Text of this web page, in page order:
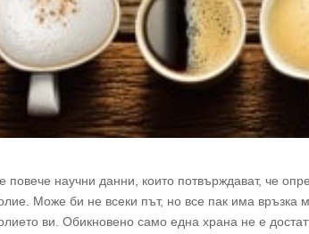
повече научни данни, които потвърждават, че
Може би не всеки път, но все пак има връзка
ви. Обикновено само една храна не е